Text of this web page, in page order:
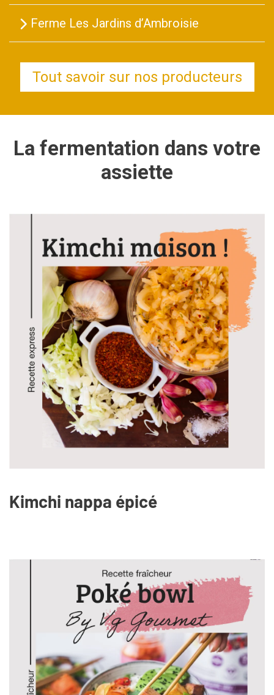
Ferme Les Jardins d’Ambroisie
Tout savoir sur nos producteurs
La fermentation dans votre
assiette
Kimchi nappa épicé